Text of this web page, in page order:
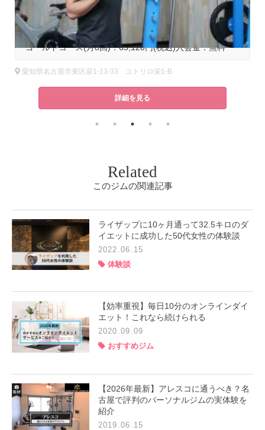
基本コース料金
ゴールドコース(月8回)：65,120円(税込)入会金：無料
愛知県名古屋市東区泉1-13-33 ユトリロ栄1-B
詳細を見る
Related
このジムの関連記事
ライザップに10ヶ月通って32.5キロのダ
イエットに成功した50代女性の体験談
2022.06.15
体験談
【効率重視】毎日10分のオンラインダイ
エット！これなら続けられる
2020.09.09
おすすめジム
【2026年最新】アレスコに通うべき？名
古屋で評判のパーソナルジムの実体験を
紹介
2019.06.15